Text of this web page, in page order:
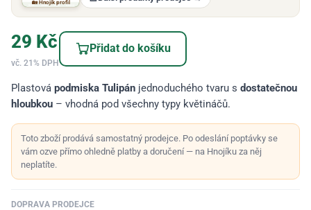
🏡 Hnojík profil
29 Kč
vč. 21% DPH
Přidat do košíku
Plastová podmiska Tulipán jednoduchého tvaru s dostatečnou
hloubkou – vhodná pod všechny typy květináčů.
Toto zboží prodává samostatný prodejce. Po odeslání poptávky se
vám ozve přímo ohledně platby a doručení — na Hnojíku za něj
neplatíte.
DOPRAVA PRODEJCE